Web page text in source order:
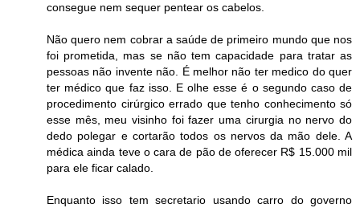
consegue nem sequer pentear os cabelos.
Não quero nem cobrar a saúde de primeiro mundo que nos
foi prometida, mas se não tem capacidade para tratar as
pessoas não invente não. É melhor não ter medico do quer
ter médico que faz isso. E olhe esse é o segundo caso de
procedimento cirúrgico errado que tenho conhecimento só
esse mês, meu visinho foi fazer uma cirurgia no nervo do
dedo polegar e cortarão todos os nervos da mão dele. A
médica ainda teve o cara de pão de oferecer R$ 15.000 mil
para ele ficar calado.
Enquanto isso tem secretario usando carro do governo